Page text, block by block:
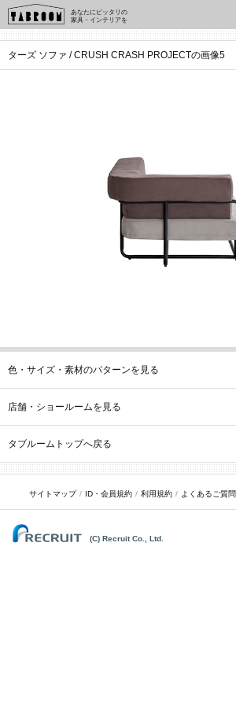
あなたにピッタリの
家具・インテリアを
ターズ ソファ / CRUSH CRASH PROJECTの画像5
色・サイズ・素材のパターンを見る
店舗・ショールームを見る
タブルームトップへ戻る
サイトマップ ID・会員規約 利用規約 よくあるご質問
(C) Recruit Co., Ltd.